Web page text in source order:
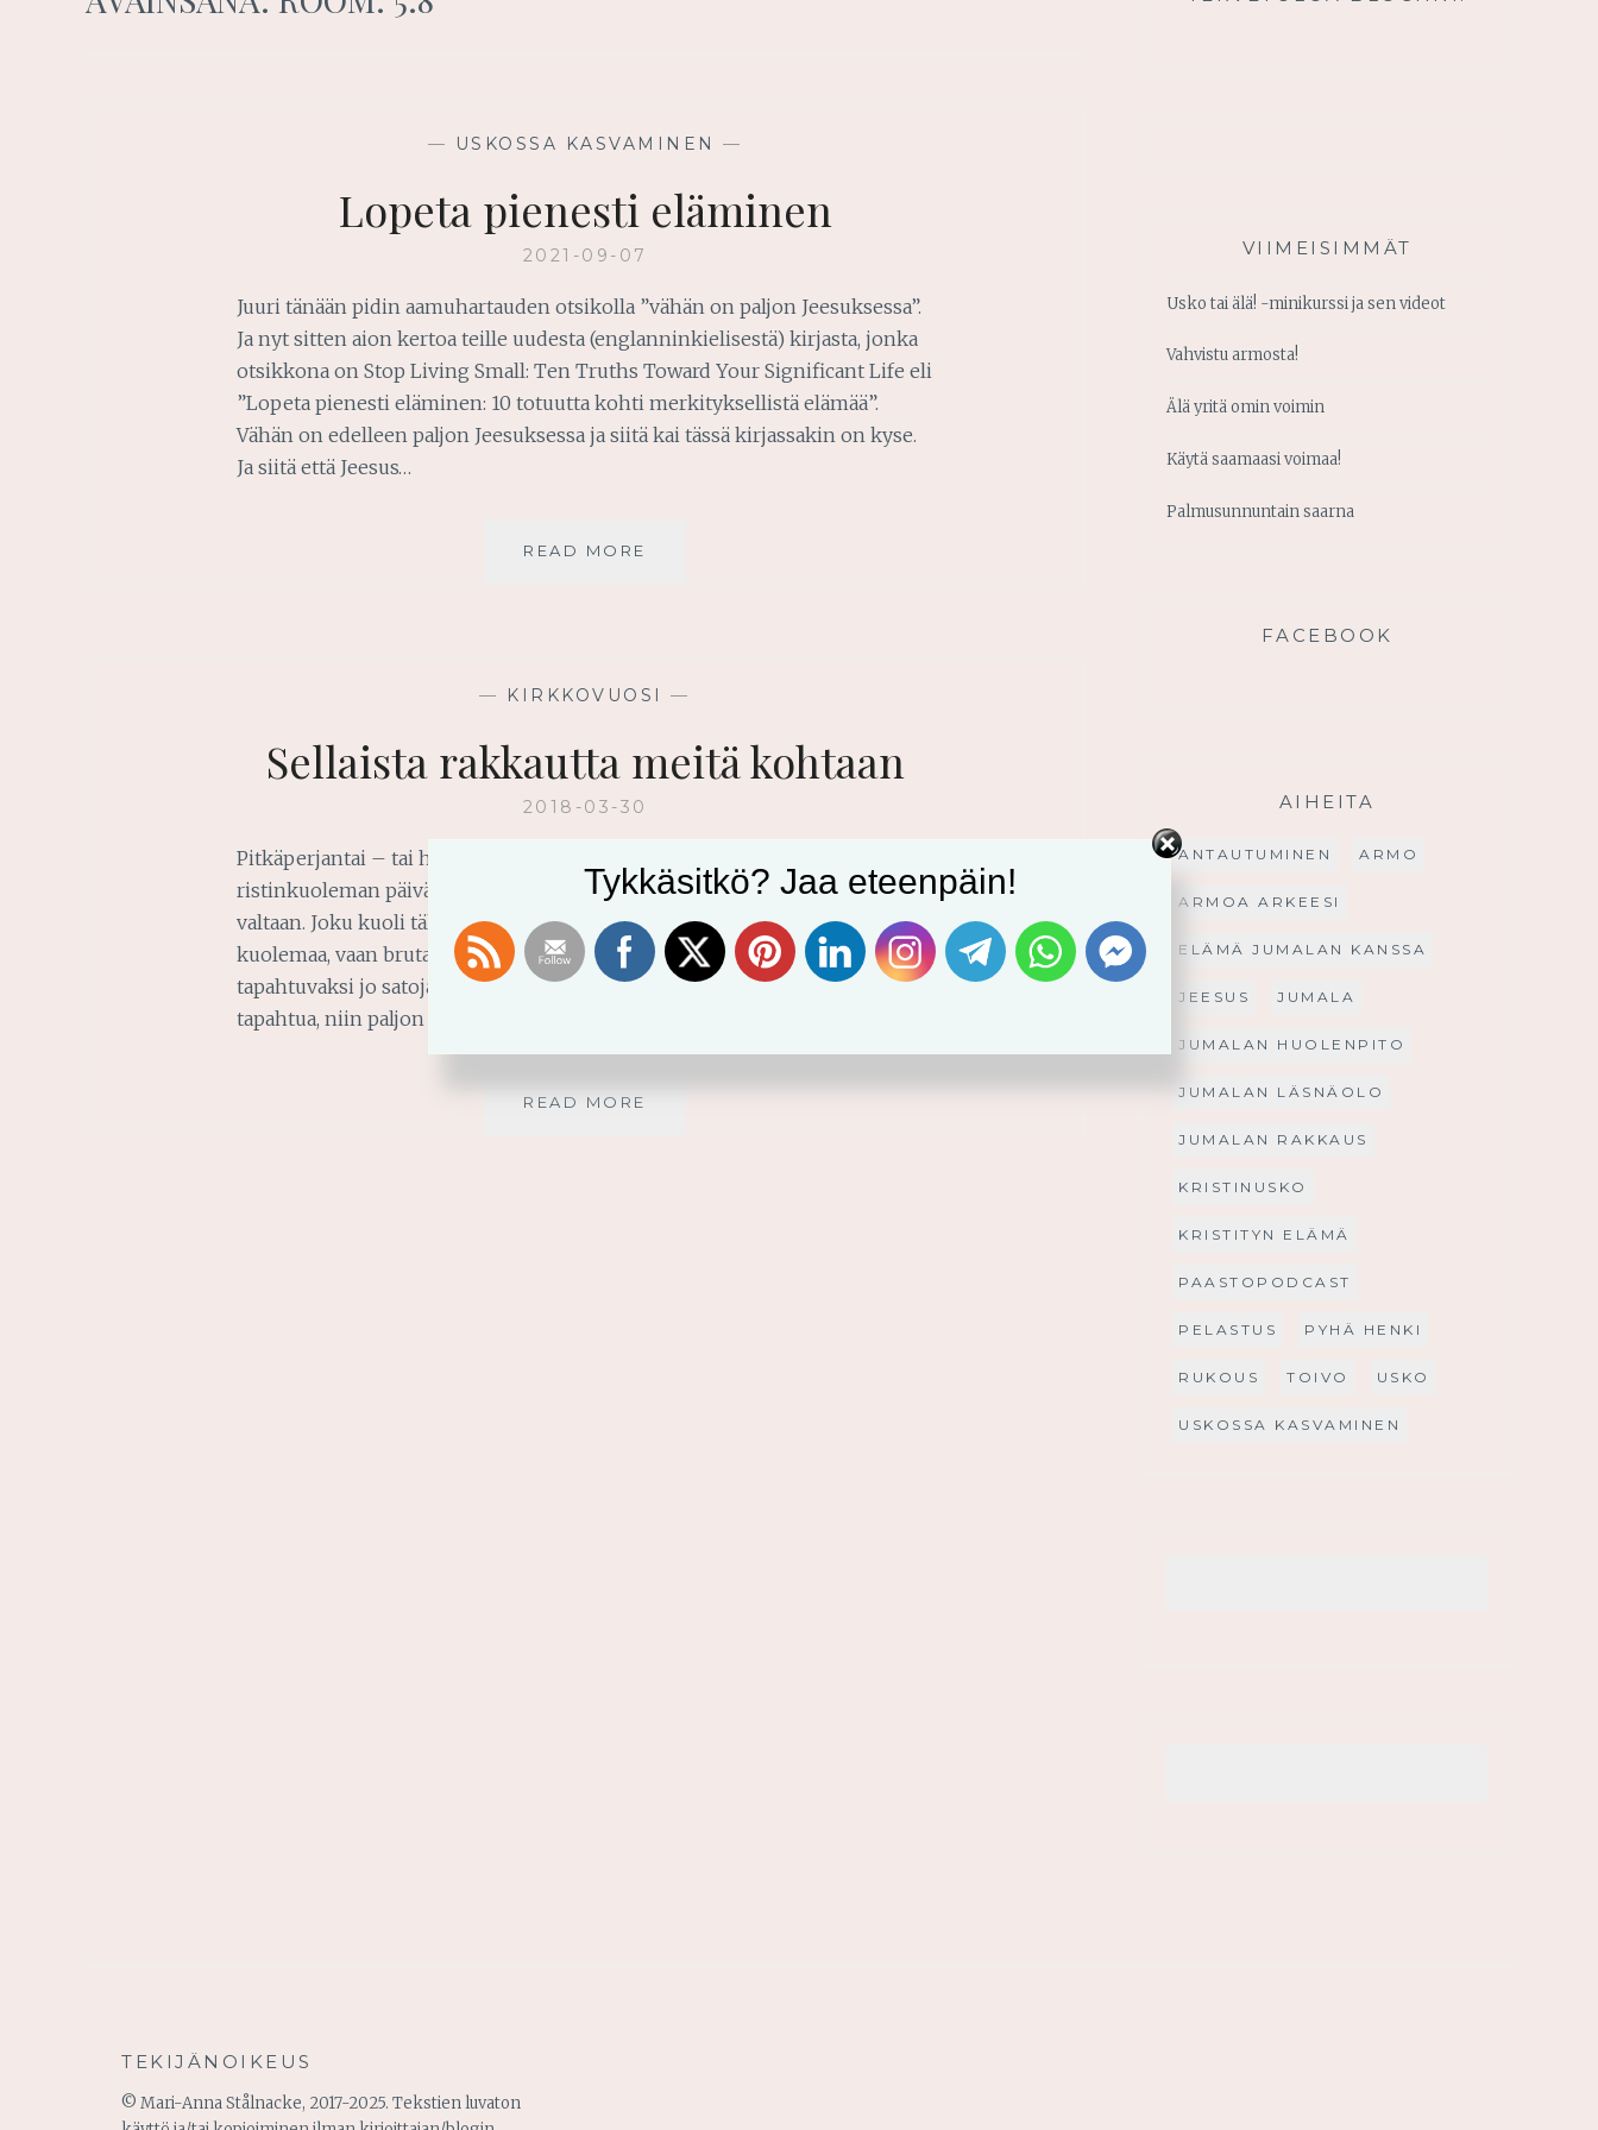
— USKOSSA KASVAMINEN —
Lopeta pienesti eläminen
2021-09-07
Juuri tänään pidin aamuhartauden otsikolla ”vähän on paljon Jeesuksessa”.
Ja nyt sitten aion kertoa teille uudesta (englanninkielisestä) kirjasta, jonka
otsikkona on Stop Living Small: Ten Truths Toward Your Significant Life eli
”Lopeta pienesti eläminen: 10 totuutta kohti merkityksellistä elämää”.
Vähän on edelleen paljon Jeesuksessa ja siitä kai tässä kirjassakin on kyse.
Ja siitä että Jeesus…
READ MORE
— KIRKKOVUOSI —
Sellaista rakkautta meitä kohtaan
2018-03-30
Pitkäperjantai – tai hyvä perjantai niin kuin englanninkieliset Jeesuksen
ristinkuoleman päivää kutsuvat – saa minut aina hartaan ihmetyksen
valtaan. Joku kuoli tällaisen syntisäkin takia. Ja ei millaista tahansa
kuolemaa, vaan brutaalin kidutuskuoleman. Ja kaikki tämä profetoitiin
tapahtuvaksi jo satoja vuosia ennemmin. Jumala tiesi, että tämän piti
tapahtua, niin paljon hän meitä rakasti. Niin paljon hän…
READ MORE
VIIMEISIMMÄT
Usko tai älä! -minikurssi ja sen videot
Vahvistu armosta!
Älä yritä omin voimin
Käytä saamaasi voimaa!
Palmusunnuntain saarna
FACEBOOK
AIHEITA
ANTAUTUMINEN ARMO
ARMOA ARKEESI
ELÄMÄ JUMALAN KANSSA
JEESUS JUMALA
JUMALAN HUOLENPITO
JUMALAN LÄSNÄOLO
JUMALAN RAKKAUS
KRISTINUSKO
KRISTITYN ELÄMÄ
PAASTOPODCAST
PELASTUS PYHÄ HENKI
RUKOUS TOIVO USKO
USKOSSA KASVAMINEN
TEKIJÄNOIKEUS
© Mari-Anna Stålnacke, 2017-2025. Tekstien luvaton
Tykkäsitkö? Jaa eteenpäin!